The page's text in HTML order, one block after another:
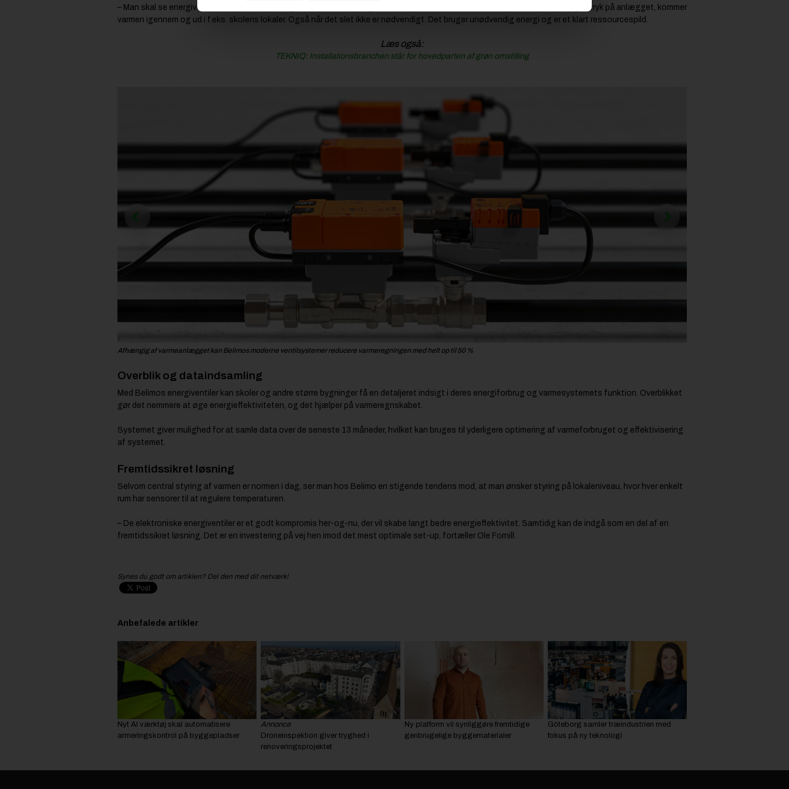
– Man skal se energiventilerne i kontrast til de gamle zoneventiler og sædeventiler. De lukker ikke helt. Hvis der derfor stadig er tryk på anlægget, kommer
varmen igennem og ud i f.eks. skolens lokaler. Også når det slet ikke er nødvendigt. Det bruger unødvendig energi og er et klart ressourcespild.
Læs også:
TEKNIQ: Installationsbranchen står for hovedparten af grøn omstilling
Afhængig af varmeanlægget kan Belimos moderne ventilsystemer reducere varmeregningen med helt op til 50 %
Overblik og dataindsamling
Med Belimos energiventiler kan skoler og andre større bygninger få en detaljeret indsigt i deres energiforbrug og varmesystemets funktion. Overblikket
gør det nemmere at øge energieffektiviteten, og det hjælper på varmeregnskabet.
Systemet giver mulighed for at samle data over de seneste 13 måneder, hvilket kan bruges til yderligere optimering af varmeforbruget og effektivisering
af systemet.
Fremtidssikret løsning
Selvom central styring af varmen er normen i dag, ser man hos Belimo en stigende tendens mod, at man ønsker styring på lokaleniveau, hvor hver enkelt
rum har sensorer til at regulere temperaturen.
– De elektroniske energiventiler er et godt kompromis her-og-nu, der vil skabe langt bedre energieffektivitet. Samtidig kan de indgå som en del af en
fremtidssikret løsning. Det er en investering på vej hen imod det mest optimale set-up, fortæller Ole Fornill.
Synes du godt om artiklen? Del den med dit netværk!
Anbefalede artikler
Nyt AI værktøj skal automatisere
armeringskontrol på byggepladser
Annonce
Droneinspektion giver tryghed i
renoveringsprojektet
Ny platform vil synliggøre fremtidige
genbrugelige byggematerialer
Göteborg samler træindustrien med
fokus på ny teknologi